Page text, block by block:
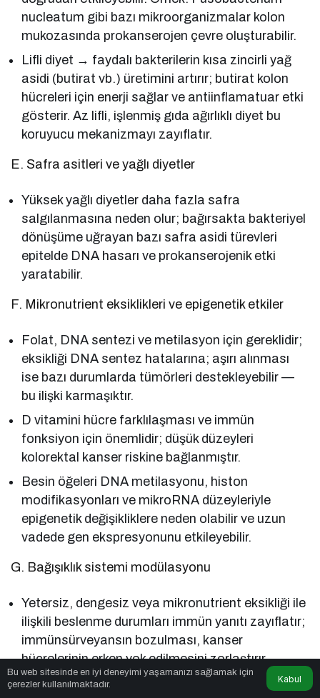
nucleatum gibi bazı mikroorganizmalar kolon
mukozasında prokanserojen çevre oluşturabilir.
Lifli diyet → faydalı bakterilerin kısa zincirli yağ
asidi (butirat vb.) üretimini artırır; butirat kolon
hücreleri için enerji sağlar ve antiinflamatuar etki
gösterir. Az lifli, işlenmiş gıda ağırlıklı diyet bu
koruyucu mekanizmayı zayıflatır.
E. Safra asitleri ve yağlı diyetler
Yüksek yağlı diyetler daha fazla safra
salgılanmasına neden olur; bağırsakta bakteriyel
dönüşüme uğrayan bazı safra asidi türevleri
epitelde DNA hasarı ve prokanserojenik etki
yaratabilir.
F. Mikronutrient eksiklikleri ve epigenetik etkiler
Folat, DNA sentezi ve metilasyon için gereklidir;
eksikliği DNA sentez hatalarına; aşırı alınması
ise bazı durumlarda tümörleri destekleyebilir —
bu ilişki karmaşıktır.
D vitamini hücre farklılaşması ve immün
fonksiyon için önemlidir; düşük düzeyleri
kolorektal kanser riskine bağlanmıştır.
Besin öğeleri DNA metilasyonu, histon
modifikasyonları ve mikroRNA düzeyleriyle
epigenetik değişikliklere neden olabilir ve uzun
vadede gen ekspresyonunu etkileyebilir.
G. Bağışıklık sistemi modülasyonu
Yetersiz, dengesiz veya mikronutrient eksikliği ile
ilişkili beslenme durumları immün yanıtı zayıflatır;
immünsürveyansın bozulması, kanser
hücrelerinin erken yok edilmesini zorlaştırır.
Kanser Türleri (GI)
Bu web sitesinde en iyi deneyimi yaşamanızı sağlamak için
çerezler kullanılmaktadır.
Kabul